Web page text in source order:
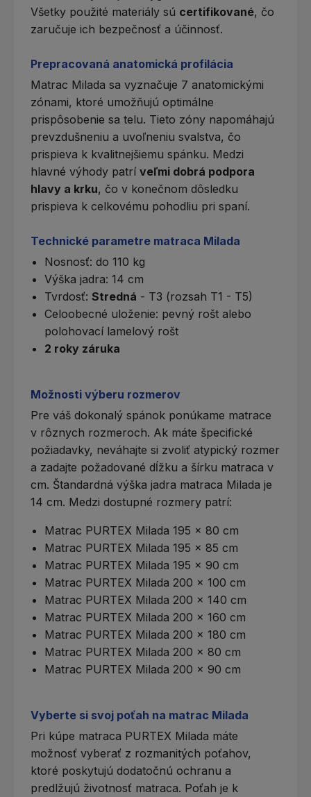
Všetky použité materiály sú certifikované, čo
zaručuje ich bezpečnosť a účinnosť.
Prepracovaná anatomická profilácia
Matrac Milada sa vyznačuje 7 anatomickými
zónami, ktoré umožňujú optimálne
prispôsobenie sa telu. Tieto zóny napomáhajú
prevzdušneniu a uvoľneniu svalstva, čo
prispieva k kvalitnejšiemu spánku. Medzi
hlavné výhody patrí veľmi dobrá podpora
hlavy a krku, čo v konečnom dôsledku
prispieva k celkovému pohodliu pri spaní.
Technické parametre matraca Milada
Nosnosť: do 110 kg
Výška jadra: 14 cm
Tvrdosť: Stredná - T3 (rozsah T1 - T5)
Celoobecné uloženie: pevný rošt alebo
polohovací lamelový rošt
2 roky záruka
Možnosti výberu rozmerov
Pre váš dokonalý spánok ponúkame matrace
v rôznych rozmeroch. Ak máte špecifické
požiadavky, neváhajte si zvoliť atypický rozmer
a zadajte požadované dĺžku a šírku matraca v
cm. Štandardná výška jadra matraca Milada je
14 cm. Medzi dostupné rozmery patrí:
Matrac PURTEX Milada 195 x 80 cm
Matrac PURTEX Milada 195 x 85 cm
Matrac PURTEX Milada 195 x 90 cm
Matrac PURTEX Milada 200 x 100 cm
Matrac PURTEX Milada 200 x 140 cm
Matrac PURTEX Milada 200 x 160 cm
Matrac PURTEX Milada 200 x 180 cm
Matrac PURTEX Milada 200 x 80 cm
Matrac PURTEX Milada 200 x 90 cm
Vyberte si svoj poťah na matrac Milada
Pri kúpe matraca PURTEX Milada máte
možnosť vyberať z rozmanitých poťahov,
ktoré poskytujú dodatočnú ochranu a
predlžujú životnosť matraca. Poťah je k